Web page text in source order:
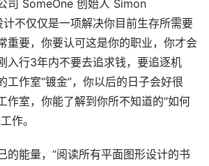
SomeOne 创始人 Simon
不仅仅是一项解决你目前生存所需要
重要，你要认可这是你的职业，你才会
入行3年内不要去追求钱，要追逐机
工作室“镀金”，你以后的日子会好很
作室，你能了解到你所不知道的“如何
作。
能量，“阅读所有平面图形设计的书